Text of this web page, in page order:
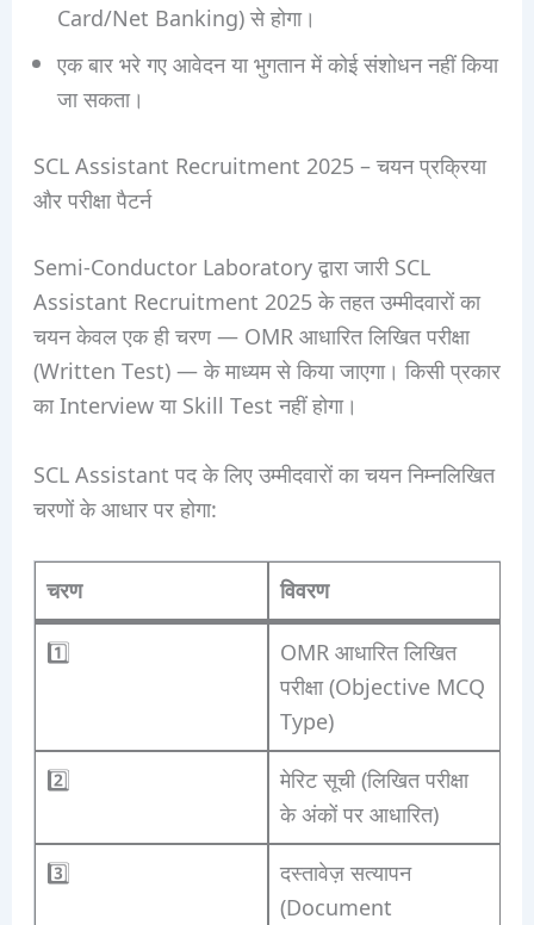
Card/Net Banking) से होगा।
एक बार भरे गए आवेदन या भुगतान में कोई संशोधन नहीं किया
जा सकता।
SCL Assistant Recruitment 2025 – चयन प्रक्रिया
और परीक्षा पैटर्न
Semi-Conductor Laboratory द्वारा जारी SCL
Assistant Recruitment 2025 के तहत उम्मीदवारों का
चयन केवल एक ही चरण — OMR आधारित लिखित परीक्षा
(Written Test) — के माध्यम से किया जाएगा। किसी प्रकार
का Interview या Skill Test नहीं होगा।
SCL Assistant पद के लिए उम्मीदवारों का चयन निम्नलिखित
चरणों के आधार पर होगा:
चरण विवरण
1️⃣
OMR आधारित लिखित
परीक्षा (Objective MCQ
Type)
2️⃣
मेरिट सूची (लिखित परीक्षा
के अंकों पर आधारित)
3️⃣
दस्तावेज़ सत्यापन
(Document